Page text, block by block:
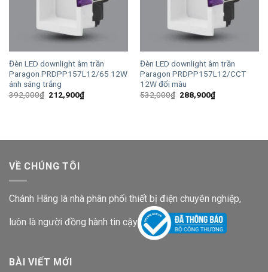
Đèn LED downlight âm trần
Paragon PRDPP157L12/65 12W
ánh sáng trắng
392,000₫ Giá
212,900₫Giá
hiện
Đèn LED downlight âm trần
Paragon PRDPP157L12/CCT
12W đổi màu
532,000₫ Giá
288,900₫Giá
hiện
VỀ CHÚNG TÔI
Chánh Hãng là nhà phân phối thiết bị điện chuyên nghiệp,
luôn là người đồng hành tin cậy
BÀI VIẾT MỚI